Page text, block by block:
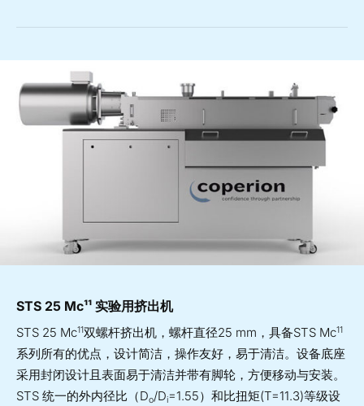
STS 25 Mc¹¹ 实验用挤出机
STS 25 Mc11双螺杆挤出机，螺杆直径25 mm，具备STS Mc11
系列所有的优点，设计简洁，操作友好，易于清洁。设备底座
采用封闭设计且表面易于清洁并带有脚轮，方便移动与安装。
STS 统一的外内径比（Do/Di=1.55）和比扭矩(T=11.3)等级设